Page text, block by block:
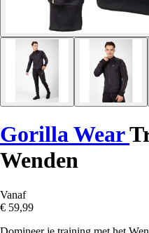
Gorilla Wear
Wenden
Vanaf
€ 59,99